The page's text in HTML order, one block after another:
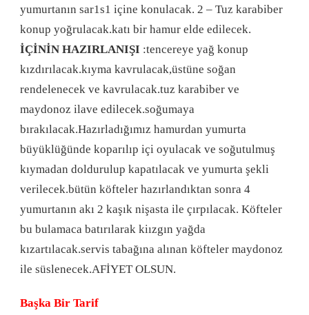
yumurtanın sar1s1 içine konulacak. 2 – Tuz karabiber
konup yoğrulacak.katı bir hamur elde edilecek.
İÇİNİN HAZIRLANIŞI :tencereye yağ konup
kızdırılacak.kıyma kavrulacak,üstüne soğan
rendelenecek ve kavrulacak.tuz karabiber ve
maydonoz ilave edilecek.soğumaya
bırakılacak.Hazırladığımız hamurdan yumurta
büyüklüğünde koparılıp içi oyulacak ve soğutulmuş
kıymadan doldurulup kapatılacak ve yumurta şekli
verilecek.bütün köfteler hazırlandıktan sonra 4
yumurtanın akı 2 kaşık nişasta ile çırpılacak. Köfteler
bu bulamaca batırılarak kiızgın yağda
kızartılacak.servis tabağına alınan köfteler maydonoz
ile süslenecek.AFİYET OLSUN.
Başka Bir Tarif